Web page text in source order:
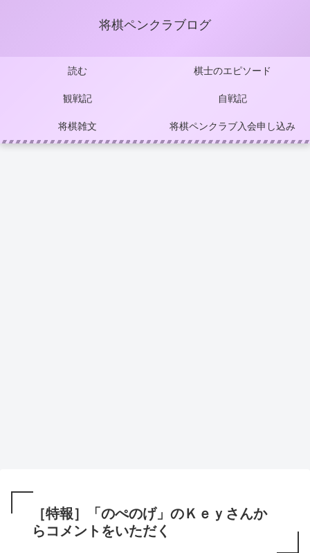
将棋ペンクラブログ
読む 棋士のエピソード
観戦記 自戦記
将棋雑文 将棋ペンクラブ入会申し込み
［特報］「のぺのげ」のＫｅｙさんか
らコメントをいただく